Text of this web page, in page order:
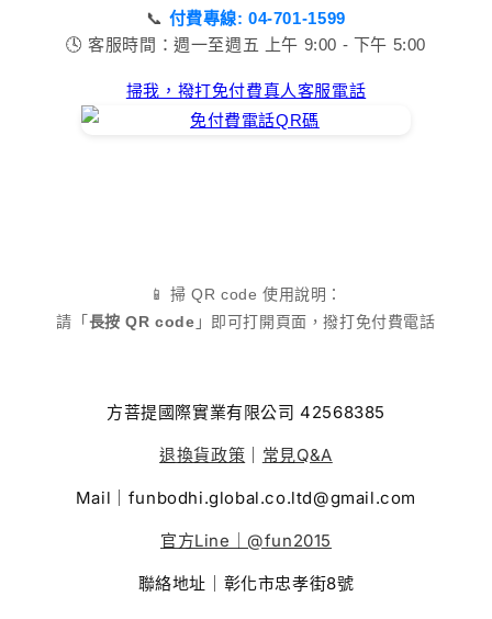
📞 付費專線: 04-701-1599
🕓 客服時間：週一至週五 上午 9:00 - 下午 5:00
掃我，撥打免付費真人客服電話
📱 掃 QR code 使用說明：
請「 長按 QR code 」即可打開頁面，撥打免付費電話
方菩提國際實業有限公司 42568385
退換貨政策 常見Q&A
Mail｜funbodhi.global.co.ltd@gmail.com
官方Line｜@fun2015
聯絡地址｜彰化市忠孝街8號